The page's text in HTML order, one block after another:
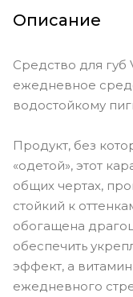
Описание
Средство для губ
ежедневное
водостойкому
Продукт, без
«одетой», этот
общих чертах,
стойкий к
обогащена
обеспечить
эффект, а
ежедневного